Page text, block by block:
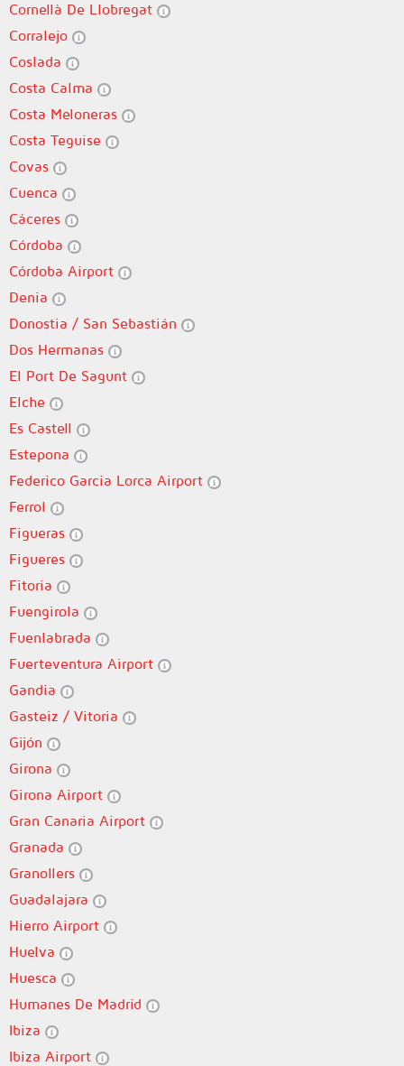
Cornellà De Llobregat
Corralejo
Coslada
Costa Calma
Costa Meloneras
Costa Teguise
Covas
Cuenca
Cáceres
Córdoba
Córdoba Airport
Denia
Donostia / San Sebastián
Dos Hermanas
El Port De Sagunt
Elche
Es Castell
Estepona
Federico Garcia Lorca Airport
Ferrol
Figueras
Figueres
Fitoria
Fuengirola
Fuenlabrada
Fuerteventura Airport
Gandia
Gasteiz / Vitoria
Gijón
Girona
Girona Airport
Gran Canaria Airport
Granada
Granollers
Guadalajara
Hierro Airport
Huelva
Huesca
Humanes De Madrid
Ibiza
Ibiza Airport